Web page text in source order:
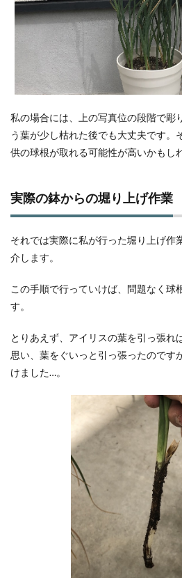
私の場合には、上の写真位の段階で彫
う葉が少し枯れた後でも大丈夫です。
供の球根が取れる可能性が高いかもし
実際の鉢からの堀り上げ作業
それでは実際に私が行った堀り上げ作
介します。
この手順で行っていけば、問題なく球
す。
とりあえず、アイリスの葉を引っ張れ
思い、葉をぐいっと引っ張ったのです
けました…。